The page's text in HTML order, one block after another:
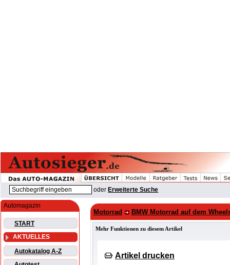
oder Erweiterte Suche
Automagazin
START
AKTUELLES
Autokatalog A-Z
Motorrad BMW Motorrad auf dem
Mehr Funktionen zu diesem Artikel
Artikel drucken